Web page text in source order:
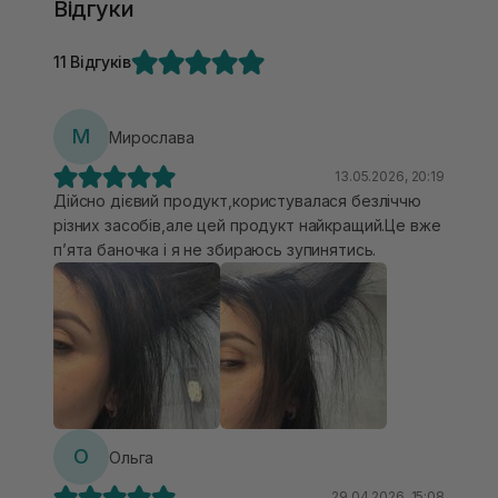
Відгуки
11 Відгуків
М Мирослава
13.05.2026, 20:19
Дійсно дієвий продукт,користувалася безліччю
різних засобів,але цей продукт найкращий.Це вже
пʼята баночка і я не збираюсь зупинятись.
О Ольга